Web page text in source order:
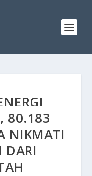
80.183
NIKMATI
DARI